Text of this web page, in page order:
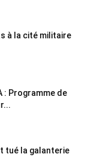
à la cité militaire
: Programme de
tué la galanterie